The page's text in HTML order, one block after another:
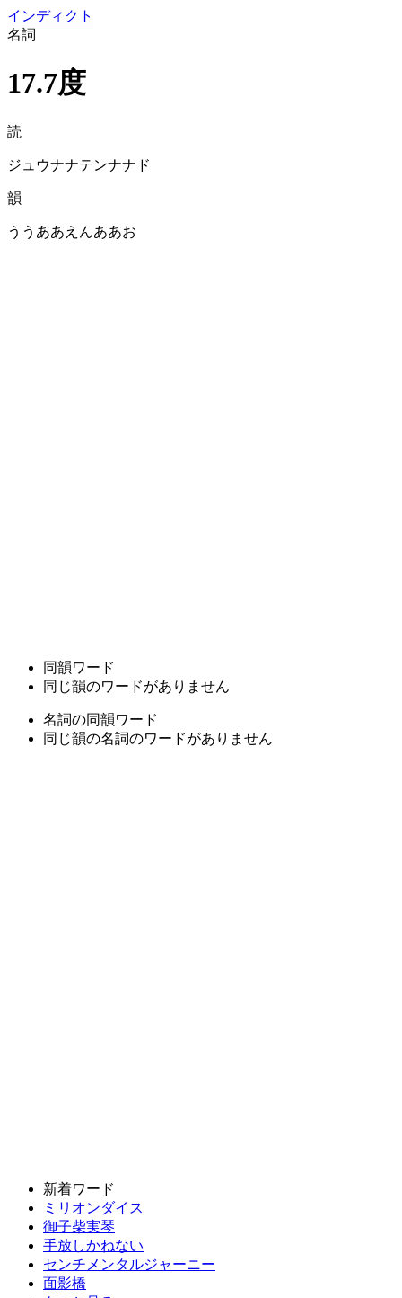
インディクト
名詞
17.7度
読
ジュウナナテンナナド
韻
ううああえんああお
同韻ワード
同じ韻のワードがありません
名詞の同韻ワード
同じ韻の名詞のワードがありません
新着ワード
ミリオンダイス
御子柴実琴
手放しかねない
センチメンタルジャーニー
面影橋